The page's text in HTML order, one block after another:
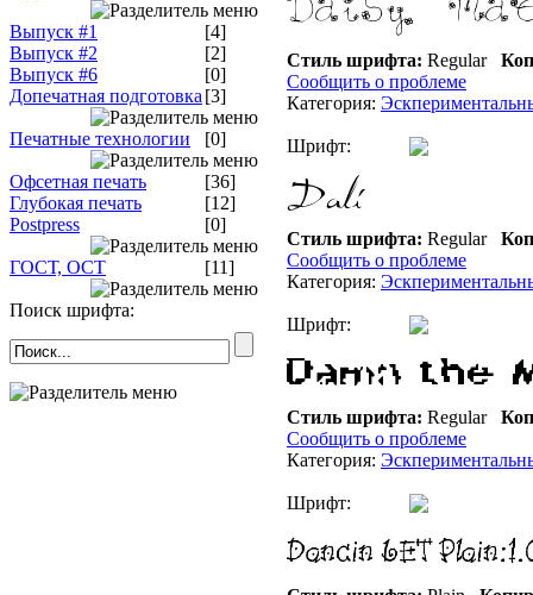
Выпуск #1
[4]
Выпуск #2
[2]
Выпуск #6
[0]
Допечатная подготовка [3]
Печатные технологии [0]
Офсетная печать
[36]
Глубокая печать
[12]
Postpress
[0]
ГОСТ, ОСТ [11]
Поиск шрифта:
Стиль шрифта: Regular
Сообщить о проблеме
Категория:
Шрифт:
Стиль шрифта: Regular
Сообщить о проблеме
Категория:
Шрифт:
Стиль шрифта: Regular
Сообщить о проблеме
Категория:
Шрифт: